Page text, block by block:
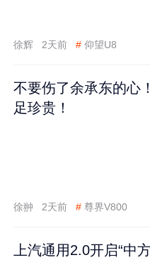
徐辉 2天前 # 仰望U8
不要伤了余承东的心
足珍贵！
徐翀 2天前 # 尊界V800
上汽通用2.0开启“中